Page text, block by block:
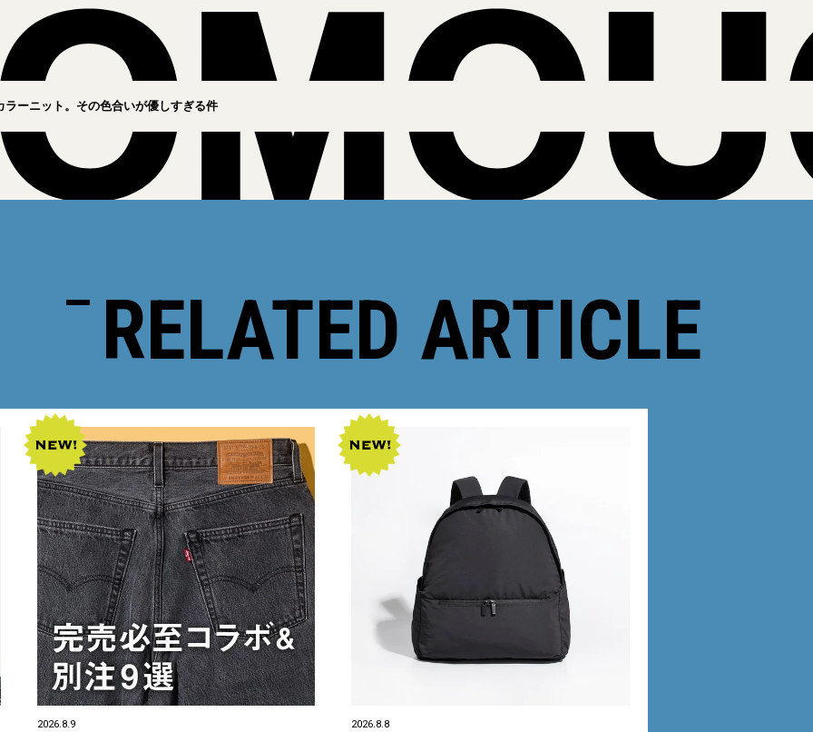
ーニット。その色合いが優しすぎる件
RELATED ARTICLE
2026.8.9 2026.8.8